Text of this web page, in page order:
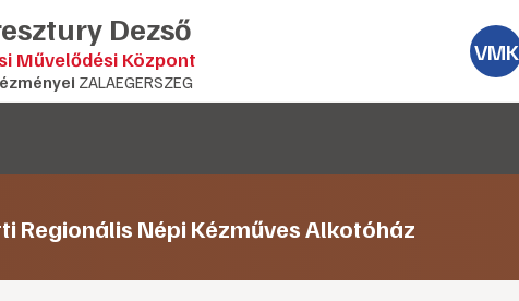
Dezső
Művelődési Központ
ZALAEGERSZEG
VMK
Regionális Népi Kézműves Alkotóház